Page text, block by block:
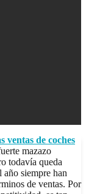
ventas de coches
mazazo
todavía queda
siempre han
de ventas. Por